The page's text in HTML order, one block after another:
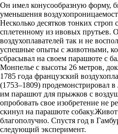
Он имел конусообразную форму,
уменьшения
Несколько десятков тонких строп
сплетенному из ивовых прутьев.
воздухоплавателей так и не
успешные опыты с животными,
сбрасывал на своем парашюте с
Монпелье с высоты 26 метров,
1785 года французский
(1753–1809) продемонстрировал
им парашют для прыжков с
опробовать свое изобретение не
скинул на парашюте
благополучно. Спустя год в
следующий эксперимент.